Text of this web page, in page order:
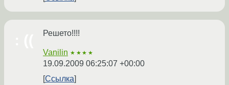
Решето!!!!
Vanilin ★★★★
19.09.2009 06:25:07 +00:00
Ссылка